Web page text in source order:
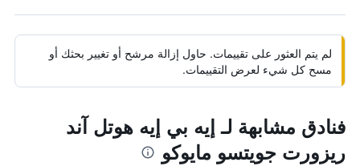
لم يتم العثور على تقييمات. حاول إزالة مرشح أو تغيير بحثك أو
مسح كل شيء لعرض التقييمات.
فنادق مشابهة لـ إيه بي إيه هوتل آند
ريزورت جويتسو مايوكو